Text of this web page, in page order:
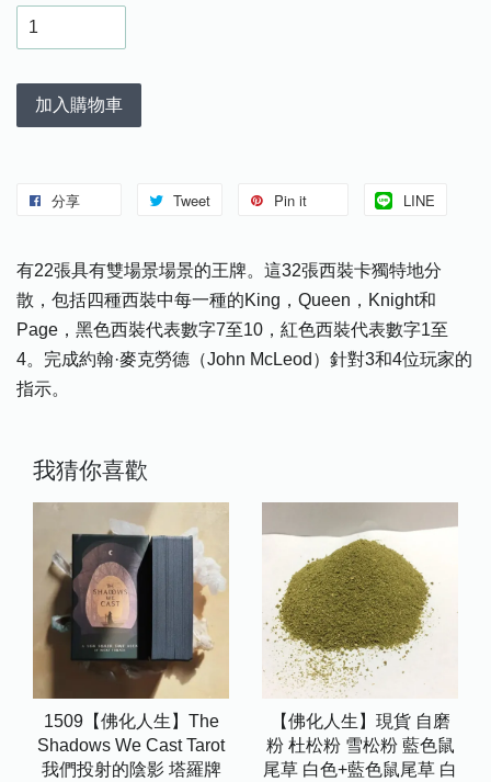
加入購物車
分享 Tweet Pin it LINE
有22張具有雙場景場景的王牌。這32張西裝卡獨特地分
散，包括四種西裝中每一種的King，Queen，Knight和
Page，黑色西裝代表數字7至10，紅色西裝代表數字1至
4。完成約翰·麥克勞德（John McLeod）針對3和4位玩家的
指示。
我猜你喜歡
1509【佛化人生】The
Shadows We Cast Tarot
我們投射的陰影 塔羅牌
【佛化人生】現貨 自磨
粉 杜松粉 雪松粉 藍色鼠
尾草 白色+藍色鼠尾草 白